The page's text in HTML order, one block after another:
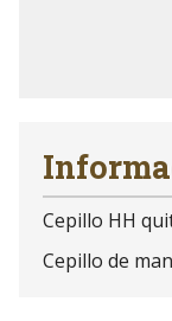
Cepillo HH
Cepillo de